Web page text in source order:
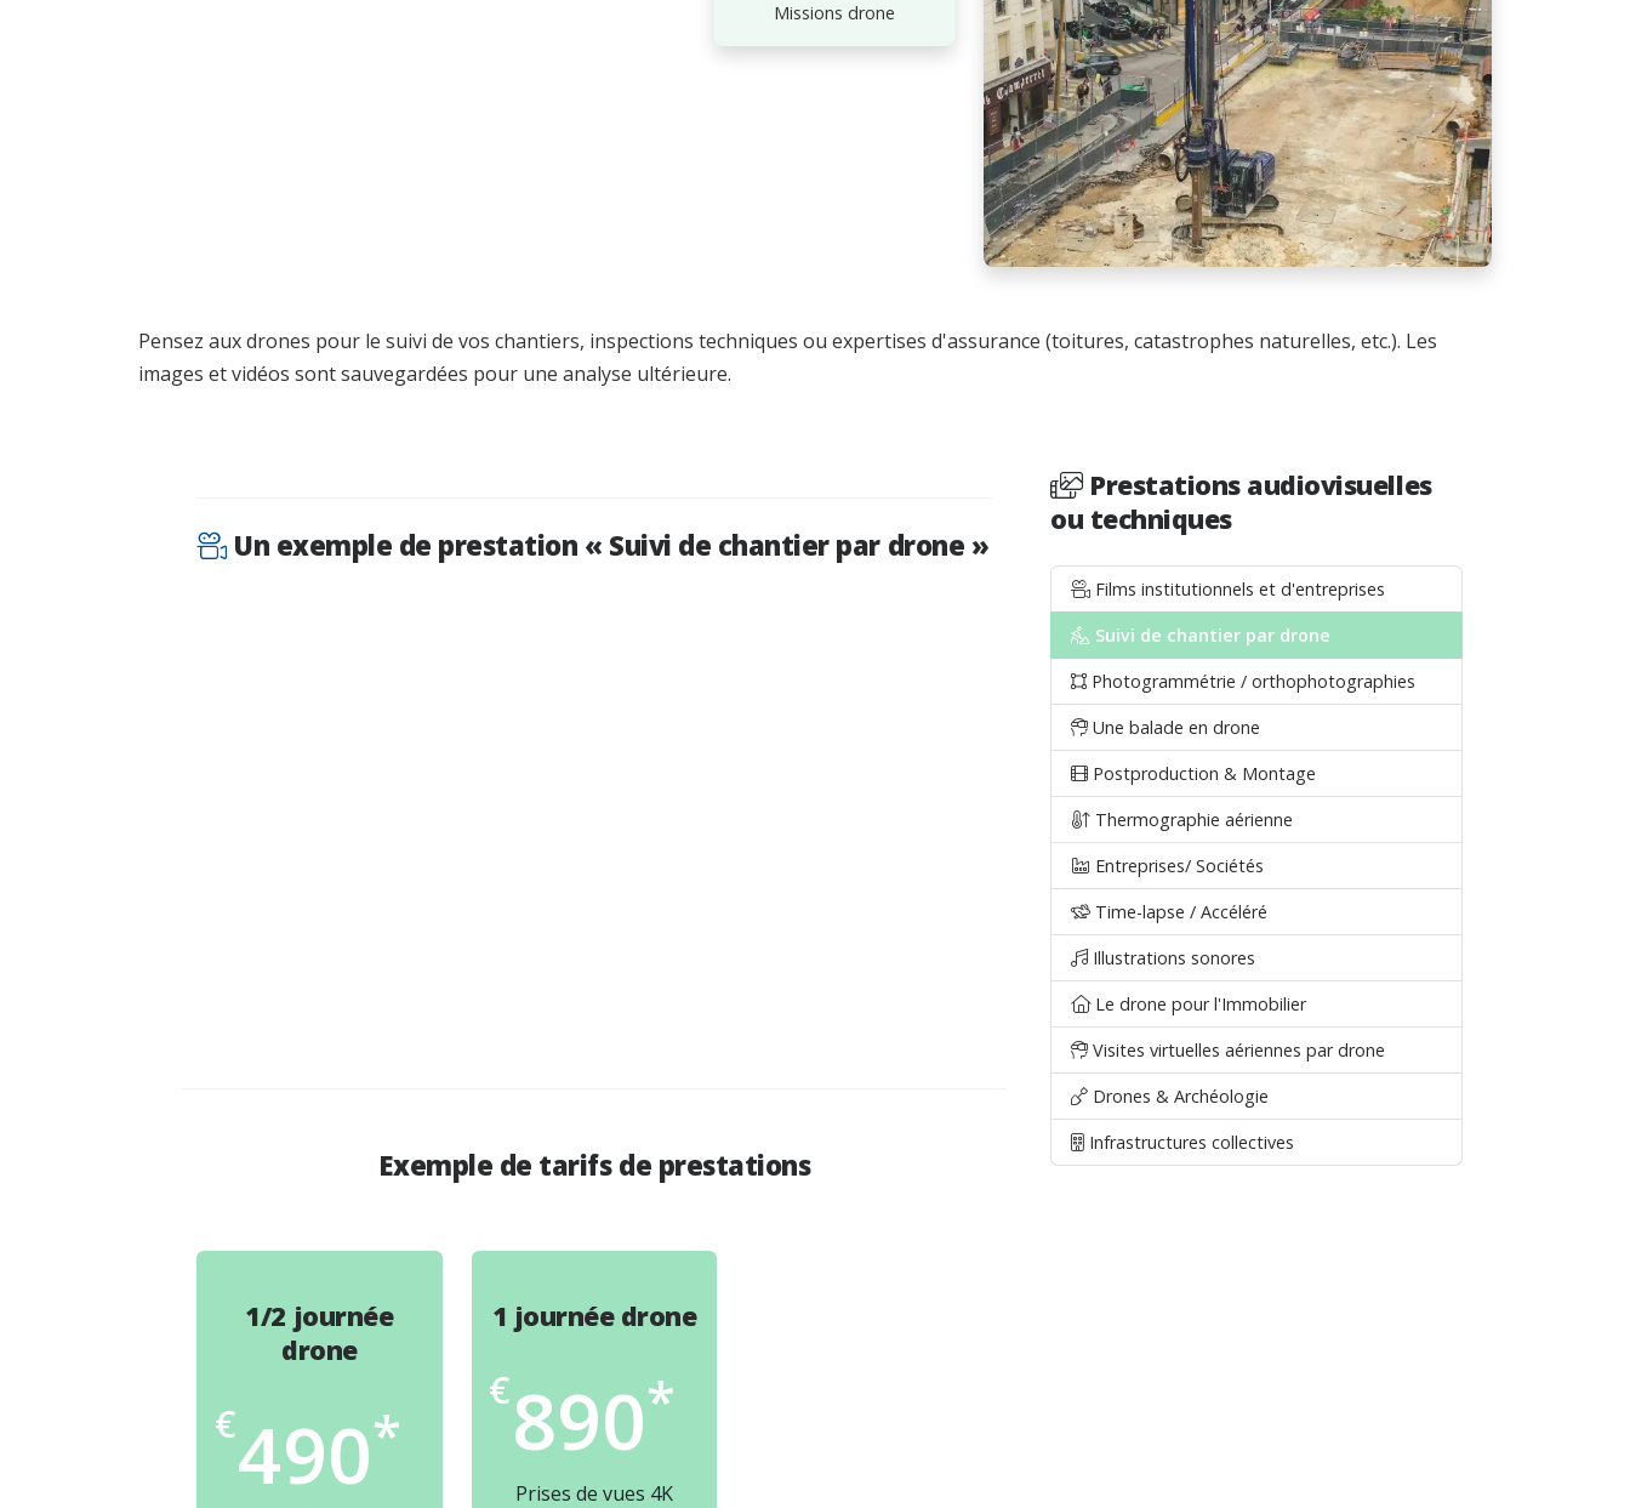
Missions drone
Pensez aux drones pour le suivi de vos chantiers, inspections techniques ou expertises d'assurance (toitures, catastrophes naturelles, etc.). Les
images et vidéos sont sauvegardées pour une analyse ultérieure.
Un exemple de prestation « Suivi de chantier par drone »
Exemple de tarifs de prestations
1/2 journée
drone
490*
1 journée drone
890*
Prises de vues 4K
Prestations audiovisuelles
ou techniques
Films institutionnels et d'entreprises
Suivi de chantier par drone
Photogrammétrie / orthophotographies
Une balade en drone
Postproduction & Montage
Thermographie aérienne
Entreprises/ Sociétés
Time-lapse / Accéléré
Illustrations sonores
Le drone pour l'Immobilier
Visites virtuelles aériennes par drone
Drones & Archéologie
Infrastructures collectives